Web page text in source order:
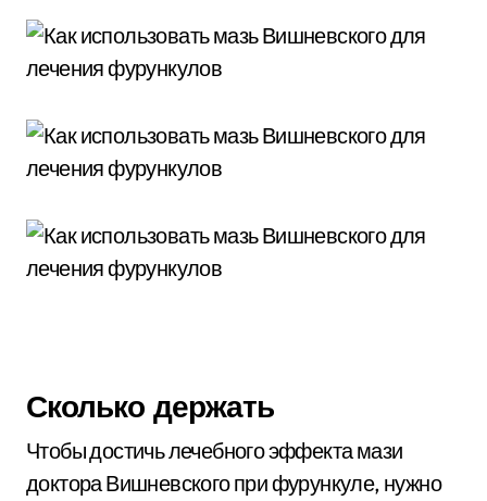
Сколько держать
Чтобы достичь лечебного эффекта мази
доктора Вишневского при фурункуле, нужно